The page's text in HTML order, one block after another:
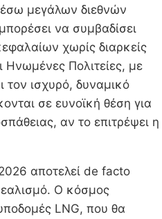
μεγάλων διεθνών
να συμβαδίσει
χωρίς διαρκείς
Ηνωμένες Πολιτείες, με
τον ισχυρό, δυναμικό
σε ευνοϊκή θέση για
αν το επιτρέψει η
αποτελεί de facto
Ο κόσμος
LNG, που θα